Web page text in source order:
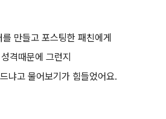
만들고 포스팅한 패친에게
격때문에 그런지
냐고 물어보기가 힘들었어요.